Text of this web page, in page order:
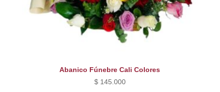
Abanico Fúnebre Cali Colores
$145.000